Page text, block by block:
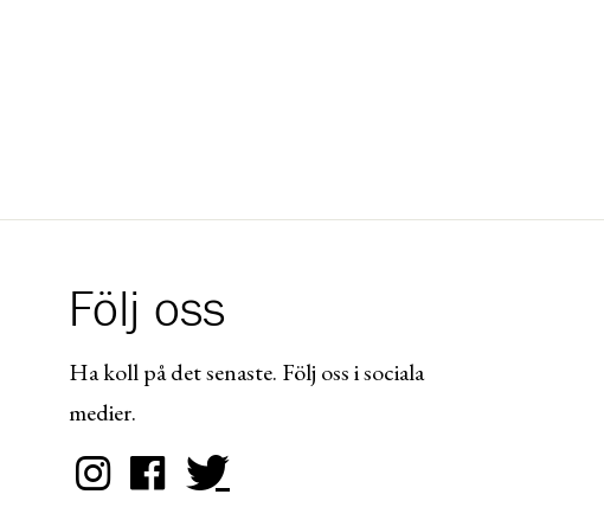
Följ oss
Ha koll på det senaste. Följ oss i sociala
medier.